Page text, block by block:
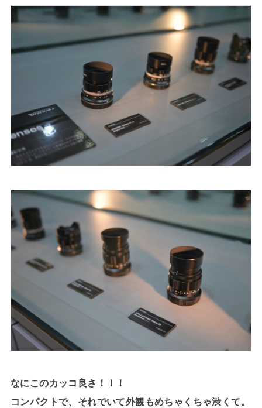
なにこのカッコ良さ！！！
コンパクトで、それでいて外観もめちゃくちゃ渋くて。